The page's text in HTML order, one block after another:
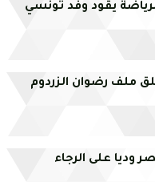
يقود وفد تونسي
ملف رضوان الزردوم
وديا على الرجاء